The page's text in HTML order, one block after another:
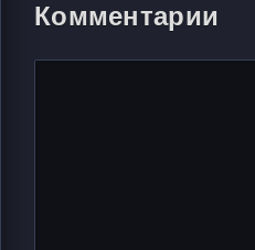
Комментарии